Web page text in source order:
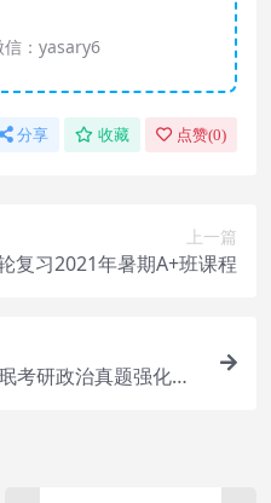
信：yasary6
分享 收藏 点赞(0)
上一篇
复习2021年暑期A+班课程
考研政治真题强化课